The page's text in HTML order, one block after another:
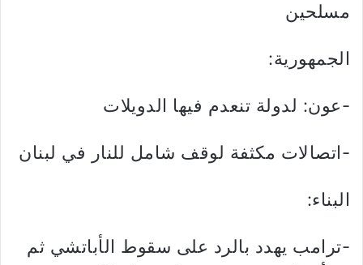
مسلحين
الجمهورية:
-عون: لدولة تنعدم فيها الدويلات
-اتصالات مكثفة لوقف شامل للنار في لبنان
البناء:
-ترامب يهدد بالرد على سقوط الأباتشي ثم